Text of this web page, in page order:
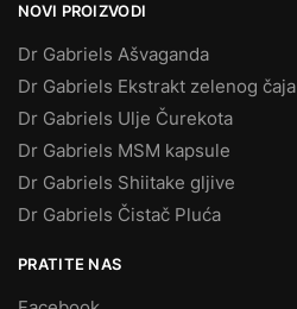
NOVI PROIZVODI
Dr Gabriels Ašvaganda
Dr Gabriels Ekstrakt zelenog čaja
Dr Gabriels Ulje Čurekota
Dr Gabriels MSM kapsule
Dr Gabriels Shiitake gljive
Dr Gabriels Čistač Pluća
PRATITE NAS